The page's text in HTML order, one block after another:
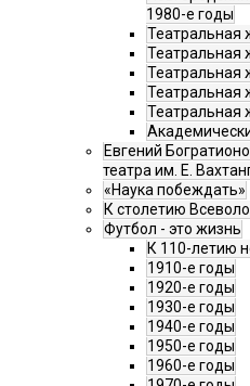
1980-е годы
Театральная
Театральная
Театральная
Театральная
Театральная
Евгений
театра им. Е.
«Наука побеждать»
К столетию
Футбол - это жизнь
К 110-летию
1910-е годы
1920-е годы
1930-е годы
1940-е годы
1950-е годы
1960-е годы